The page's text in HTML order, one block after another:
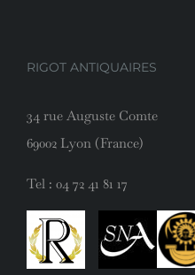
RIGOT ANTIQUAIRES
34 rue Auguste Comte
69002 Lyon (France)
Tel : 04 72 41 81 17